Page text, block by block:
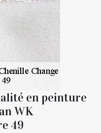
en peinture
WK
49